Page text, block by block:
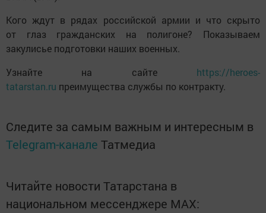
Кого ждут в рядах российской армии и что скрыто
от глаз гражданских на полигоне? Показываем
закулисье подготовки наших военных.
Узнайте на сайте https://heroes-
tatarstan.ru преимущества службы по контракту.
Следите за самым важным и интересным в
Telegram-канале Татмедиа
Читайте новости Татарстана в
национальном мессенджере MАХ: